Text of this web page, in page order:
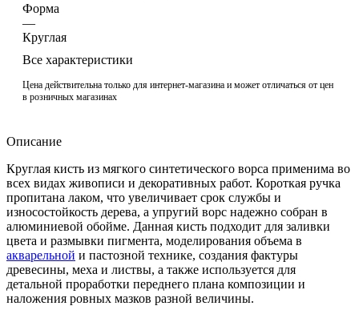
Форма
—
Круглая
Все характеристики
Цена действительна только для интернет-магазина и может отличаться от цен
в розничных магазинах
Описание
Круглая кисть из мягкого синтетического ворса применима во
всех видах живописи и декоративных работ. Короткая ручка
пропитана лаком, что увеличивает срок службы и
износостойкость дерева, а упругий ворс надежно собран в
алюминиевой обойме. Данная кисть подходит для заливки
цвета и размывки пигмента, моделирования объема в
акварельной и пастозной технике, создания фактуры
древесины, меха и листвы, а также используется для
детальной проработки переднего плана композиции и
наложения ровных мазков разной величины.